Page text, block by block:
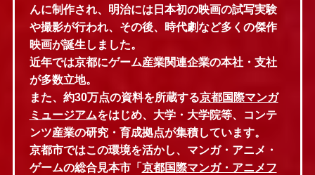
んに制作され、明治には日本初の映画の試写実験
や撮影が行われ、その後、時代劇など多くの傑作
映画が誕生しました。
近年では京都にゲーム産業関連企業の本社・支社
が多数立地。
また、約30万点の資料を所蔵する京都国際マンガ
ミュージアムをはじめ、大学・大学院等、コンテ
ンツ産業の研究・育成拠点が集積しています。
京都市ではこの環境を活かし、マンガ・アニメ・
ゲームの総合見本市「 京都国際マンガ・アニメフ